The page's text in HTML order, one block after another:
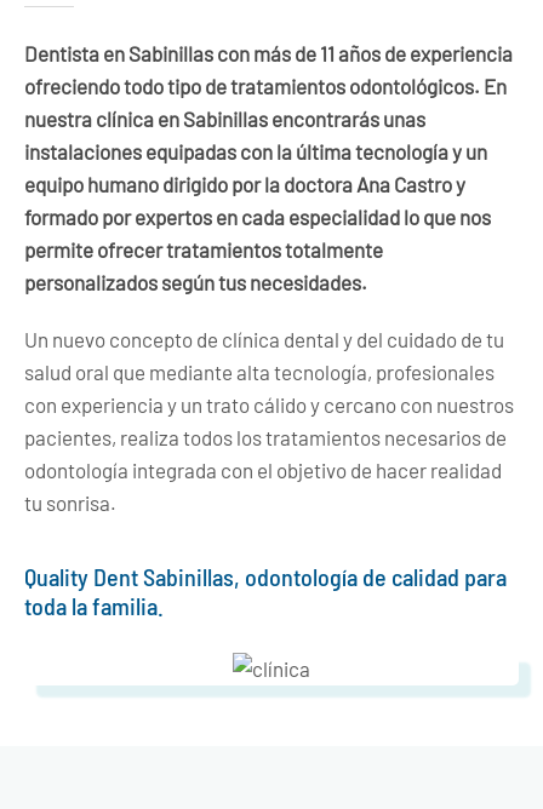
Dentista en Sabinillas con más de 11 años de experiencia
ofreciendo todo tipo de tratamientos odontológicos. En
nuestra clínica en Sabinillas encontrarás unas
instalaciones equipadas con la última tecnología y un
equipo humano dirigido por la doctora Ana Castro y
formado por expertos en cada especialidad lo que nos
permite ofrecer tratamientos totalmente
personalizados según tus necesidades.
Un nuevo concepto de clínica dental y del cuidado de tu
salud oral que mediante alta tecnología, profesionales
con experiencia y un trato cálido y cercano con nuestros
pacientes, realiza todos los tratamientos necesarios de
odontología integrada con el objetivo de hacer realidad
tu sonrisa.
Quality Dent Sabinillas, odontología de calidad para
toda la familia.